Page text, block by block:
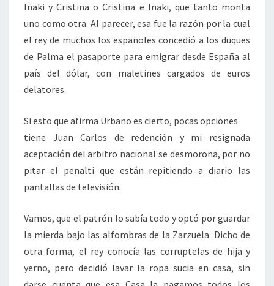
Iñaki y Cristina o Cristina e Iñaki, que tanto monta
uno como otra. Al parecer, esa fue la razón por la cual
el rey de muchos los españoles concedió a los duques
de Palma el pasaporte para emigrar desde España al
país del dólar, con maletines cargados de euros
delatores.
Si esto que afirma Urbano es cierto, pocas opciones
tiene Juan Carlos de redención y mi resignada
aceptación del arbitro nacional se desmorona, por no
pitar el penalti que están repitiendo a diario las
pantallas de televisión.
Vamos, que el patrón lo sabía todo y optó por guardar
la mierda bajo las alfombras de la Zarzuela. Dicho de
otra forma, el rey conocía las corruptelas de hija y
yerno, pero decidió lavar la ropa sucia en casa, sin